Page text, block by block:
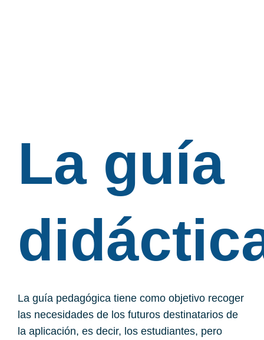
La guía
La guía pedagógica tiene como objetivo recoger
las necesidades de los futuros destinatarios de
la aplicación, es decir, los estudiantes, pero